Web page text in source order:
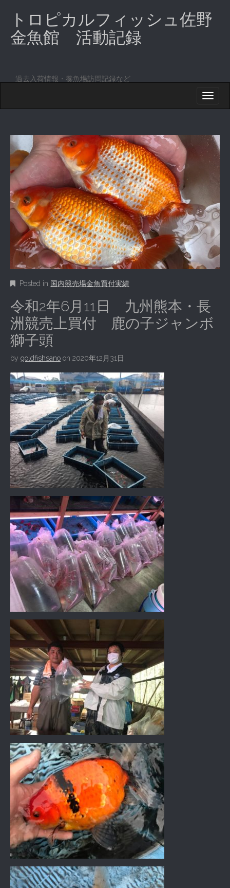
トロピカルフィッシュ佐野
金魚館 活動記録
過去入荷情報・養魚場訪問記録など
N
M
E
N
U
O
C
O
N
T
N
T
Posted in 国内競売場金魚買付実績
令和2年6月11日 九州熊本・長
洲競売上買付 鹿の子ジャンボ
獅子頭
by goldfishsano on 2020年12月31日